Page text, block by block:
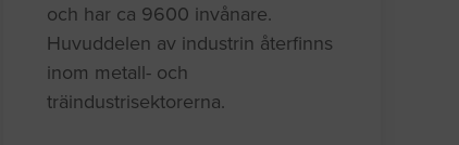
och har ca 9600 invånare.
Huvuddelen av industrin återfinns
inom metall- och
träindustrisektorerna.